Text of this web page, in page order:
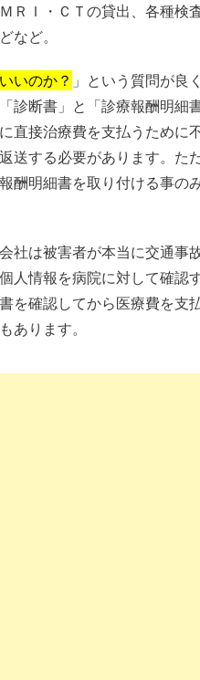
ＲＩ・ＣＴの貸出、各種
など。
いのか？ 」という質問が良
診断書」と「診療報酬明
直接治療費を支払うため
送する必要があります。
酬明細書を取り付ける事
社は被害者が本当に交通
人情報を病院に対して確
を確認してから医療費を
あります。